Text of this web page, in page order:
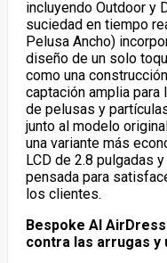
incluyendo Outdoor y
suciedad en tiempo
Pelusa Ancho)
diseño de un solo
como una
captación amplia para
de pelusas y
junto al modelo
una variante más
LCD de 2.8 pulgadas
pensada para
los clientes.
Bespoke AI
contra las arrugas y